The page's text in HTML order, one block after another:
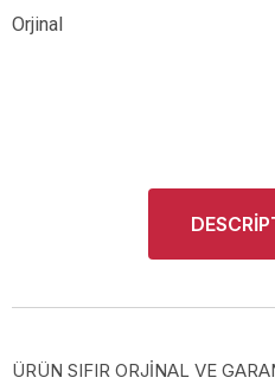
Orjinal
ÜRÜN SIFIR ORJİNAL VE